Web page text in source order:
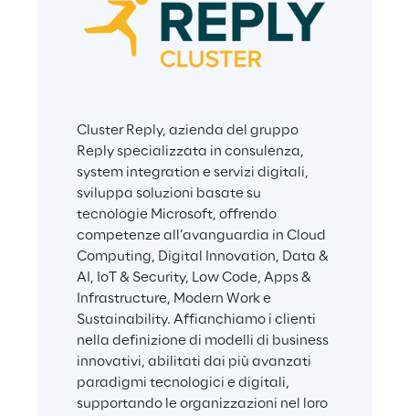
Cluster Reply, azienda del gruppo
Reply specializzata in consulenza,
system integration e servizi digitali,
sviluppa soluzioni basate su
tecnologie Microsoft, offrendo
competenze all’avanguardia in Cloud
Computing, Digital Innovation, Data &
AI, IoT & Security, Low Code, Apps &
Infrastructure, Modern Work e
Sustainability. Affianchiamo i clienti
nella definizione di modelli di business
innovativi, abilitati dai più avanzati
paradigmi tecnologici e digitali,
supportando le organizzazioni nel loro